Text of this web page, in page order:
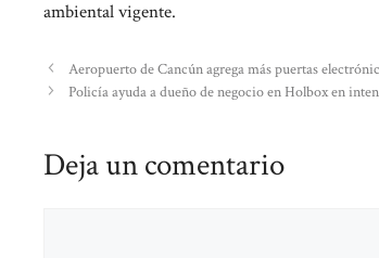
ambiental vigente.
Aeropuerto de Cancún agrega más puertas
Policía ayuda a dueño de negocio en Holbox en
Deja un comentario